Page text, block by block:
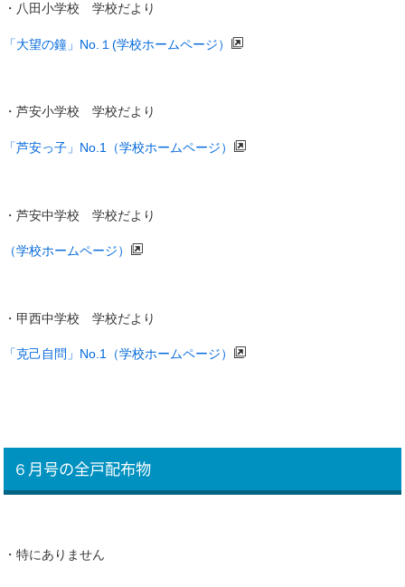
・八田小学校 学校だより
「大望の鐘」No.１(学校ホームページ）
・芦安小学校 学校だより
「芦安っ子」No.1（学校ホームページ）
・芦安中学校 学校だより
（学校ホームページ）
・甲西中学校 学校だより
「克己自問」No.1（学校ホームページ）
６月号の全戸配布物
・特にありません